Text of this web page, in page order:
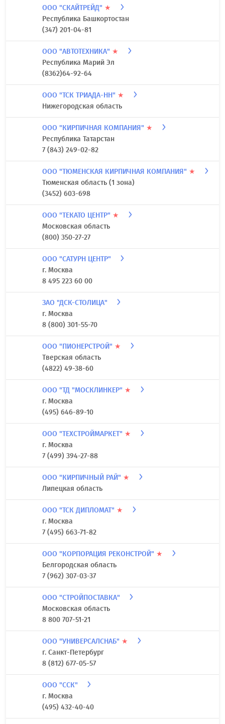
ООО "СКАЙТРЕЙД" ★
Республика Башкортостан
(347) 201-04-81
ООО "АВТОТЕХНИКА" ★
Республика Марий Эл
(8362)64-92-64
ООО "ТСК ТРИАДА-НН" ★
Нижегородская область
ООО "КИРПИЧНАЯ КОМПАНИЯ" ★
Республика Татарстан
7 (843) 249-02-82
ООО "ТЮМЕНСКАЯ КИРПИЧНАЯ КОМПАНИЯ" ★
Тюменская область (1 зона)
(3452) 603-698
ООО "ТЕКАТО ЦЕНТР" ★
Московская область
(800) 350-27-27
ООО "САТУРН ЦЕНТР"
г. Москва
8 495 223 60 00
ЗАО "ДСК-СТОЛИЦА"
г. Москва
8 (800) 301-55-70
ООО "ПИОНЕРСТРОЙ" ★
Тверская область
(4822) 49-38-60
ООО "ТД "МОСКЛИНКЕР" ★
г. Москва
(495) 646-89-10
ООО "ТЕХСТРОЙМАРКЕТ" ★
г. Москва
7 (499) 394-27-88
ООО "КИРПИЧНЫЙ РАЙ" ★
Липецкая область
ООО "ТСК ДИПЛОМАТ" ★
г. Москва
7 (495) 663-71-82
ООО "КОРПОРАЦИЯ РЕКОНСТРОЙ" ★
Белгородская область
7 (962) 307-03-37
ООО "СТРОЙПОСТАВКА"
Московская область
8 800 707-51-21
ООО "УНИВЕРСАЛСНАБ" ★
г. Санкт-Петербург
8 (812) 677-05-57
ООО "ССК"
г. Москва
(495) 432-40-40